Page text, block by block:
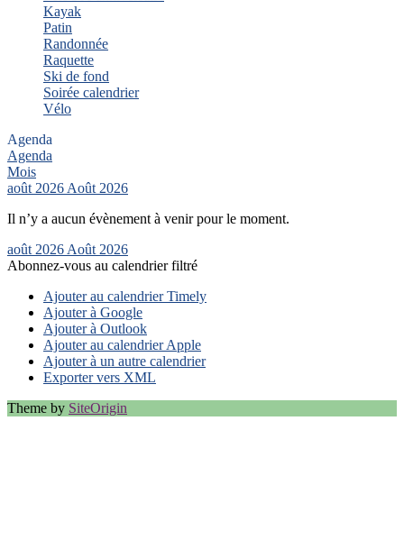
Kayak
Patin
Randonnée
Raquette
Ski de fond
Soirée calendrier
Vélo
Agenda
Agenda
Mois
août 2026 Août 2026
Il n’y a aucun évènement à venir pour le moment.
août 2026 Août 2026
Abonnez-vous au calendrier filtré
Ajouter au calendrier Timely
Ajouter à Google
Ajouter à Outlook
Ajouter au calendrier Apple
Ajouter à un autre calendrier
Exporter vers XML
Theme by SiteOrigin